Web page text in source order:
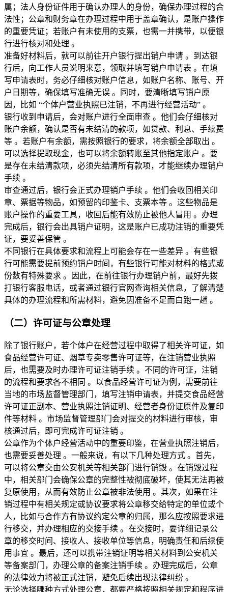
属；法人身份证件用于确认办理人的身份，确保办理过程的合
法性；公章和财务章在办理过程中用于盖章确认，是账户操作
的重要凭证；若账户有未使用的支票，也需一并携带，以便银
行进行核对和处理 。
准备好材料后，就可以前往开户银行提出销户申请 。到达银
行后，向工作人员说明来意，领取并填写销户申请表 。在填
写申请表时，务必仔细核对账户信息，如账户名称、账号、开
户日期等，确保填写准确无误 。同时，要清晰填写销户原
因，比如 “个体户营业执照已注销，不再进行经营活动” 。
银行收到申请后，会对账户进行全面审查 。他们会仔细核对
账户余额，确认是否有未结清的款项，如贷款、利息、手续费
等 。若账户有余额，需按照银行的要求，将余额全部取出 。
可以选择提取现金，也可以将余额转账至其他指定账户 。要
是存在未结清款项，必须先结清所有款项，才能继续办理销户
手续 。
审查通过后，银行会正式办理销户手续 。他们会收回相关印
章、票据等物品，如预留的印鉴卡、支票本等 。这些物品是
账户操作的重要工具，收回后能有效防止被他人冒用 。办理
完成后，银行会出具销户证明，这是账户已成功注销的重要凭
证，要妥善保管 。
不同银行在具体要求和流程上可能会存在一些差异 。有些银
行可能需要提前预约销户时间，有些银行可能对材料的格式或
份数有特殊要求 。因此，在前往银行办理销户前，最好先拨
打银行客服电话，或者通过银行官网查询相关信息，了解清楚
具体的办理流程和所需材料，避免因准备不足而白跑一趟 。
（二）许可证与公章处理
除了银行账户，若个体户在经营过程中取得了相关许可证，如
食品经营许可证、烟草专卖零售许可证等，在注销营业执照
后，也需要及时办理许可证注销手续 。不同的许可证，注销
的流程和要求各不相同 。以食品经营许可证为例，需要前往
当地的市场监督管理部门，填写注销申请表，并提交食品经营
许可证正副本、营业执照注销证明、经营者身份证原件及复印
件等材料 。市场监督管理部门会对提交的材料进行审核，审
核通过后，即可完成许可证注销 。
公章作为个体户经营活动中的重要印鉴，在营业执照注销后，
也需要妥善处理 。一般来说，有以下几种处理方式 。首先，
可以将公章交由公安机关等相关部门进行销毁 。在销毁过程
中，相关部门会确保公章的完整性被彻底破坏，使其无法再被
复原使用，从而有效防止公章被非法使用 。其次，如果在注
销过程中有相关规定或协议要求将公章移交给特定的单位或个
人，比如与合作方有协议约定公章的归属，那么应按照要求进
行移交，并办理相应的交接手续 。在交接时，要详细记录公
章的移交时间、接收人、接收单位等信息，明确责任和后续使
用事宜 。最后，还可以携带注销证明等相关材料到公安机关
等备案部门，办理公章的备案注销手续 。办理完成后，公章
的法律效力将被正式注销，避免后续出现法律纠纷 。
无论选择哪种方式处理公章，都要严格按照相关规定和程序进